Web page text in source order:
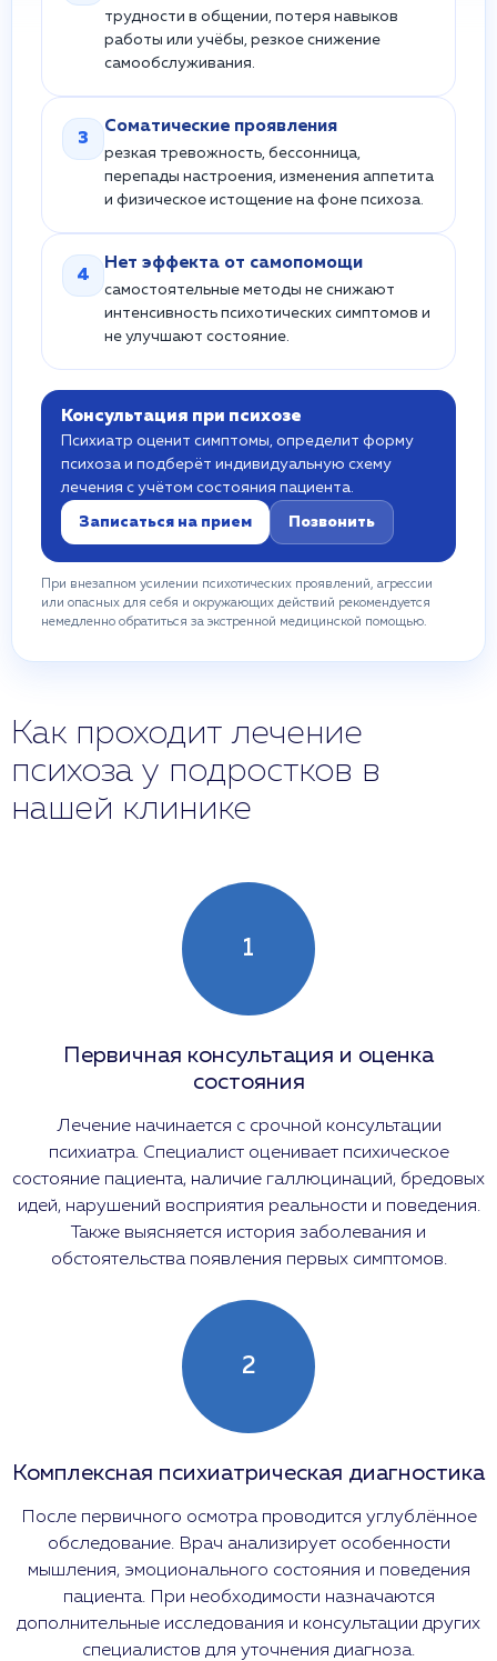
трудности в общении, потеря навыков
работы или учёбы, резкое снижение
самообслуживания.
3
Соматические проявления
резкая тревожность, бессонница,
перепады настроения, изменения аппетита
и физическое истощение на фоне психоза.
4
Нет эффекта от самопомощи
самостоятельные методы не снижают
интенсивность психотических симптомов и
не улучшают состояние.
Консультация при психозе
Психиатр оценит симптомы, определит форму
психоза и подберёт индивидуальную схему
лечения с учётом состояния пациента.
Записаться на прием Позвонить
При внезапном усилении психотических проявлений, агрессии
или опасных для себя и окружающих действий рекомендуется
немедленно обратиться за экстренной медицинской помощью.
Как проходит лечение
психоза у подростков в
нашей клинике
1
Первичная консультация и оценка
состояния
Лечение начинается с срочной консультации
психиатра. Специалист оценивает психическое
состояние пациента, наличие галлюцинаций, бредовых
идей, нарушений восприятия реальности и поведения.
Также выясняется история заболевания и
обстоятельства появления первых симптомов.
2
Комплексная психиатрическая диагностика
После первичного осмотра проводится углублённое
обследование. Врач анализирует особенности
мышления, эмоционального состояния и поведения
пациента. При необходимости назначаются
дополнительные исследования и консультации других
специалистов для уточнения диагноза.